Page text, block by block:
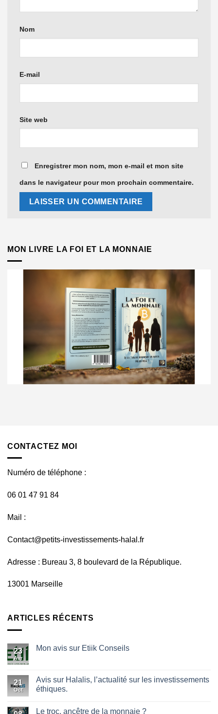
MON LIVRE LA FOI ET LA MONNAIE
Nom
E-mail
Site web
Enregistrer mon nom, mon e-mail et mon site
dans le navigateur pour mon prochain commentaire.
CONTACTEZ MOI
Numéro de téléphone :
06 01 47 91 84
Mail :
Contact@petits-investissements-halal.fr
Adresse : Bureau 3, 8 boulevard de la République.
13001 Marseille
ARTICLES RÉCENTS
23
Avr
Mon avis sur Etiik Conseils
21
Oct
Avis sur Halalis, l’actualité sur les investissements
éthiques.
Le troc, ancêtre de la monnaie ?